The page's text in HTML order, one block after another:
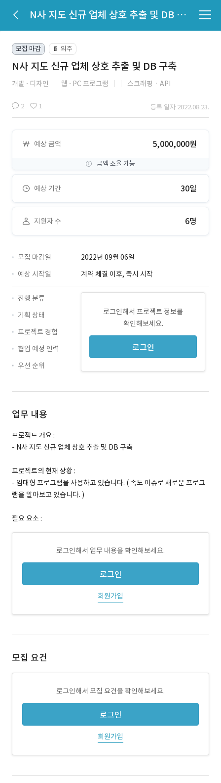
N사 지도 신규 업체 상호 추출 및 DB 구축
모집 마감 📔 외주
N사 지도 신규 업체 상호 추출 및 DB 구축
개발 디자인 웹 PC 프로그램 스크래핑ㆍAPI
2 1 등록 일자 2022.08.23.
예상 금액 5,000,000원
금액 조율 가능
예상 기간 30일
지원자 수 6명
모집 마감일
2022년 09월 06일
예상 시작일
계약 체결 이후, 즉시 시작
로그인해서 프로젝트 정보를
확인해보세요.
로그인
진행 분류
기획 상태
프로젝트 경험
협업 예정 인력
우선 순위
업무 내용
프로젝트 개요 :
- N사 지도 신규 업체 상호 추출 및 DB 구축
프로젝트의 현재 상황 :
- 임대형 프로그램을 사용하고 있습니다. ( 속도 이슈로 새로운 프로그
램을 알아보고 있습니다. )
필요 요소 :
로그인해서 업무 내용을 확인해보세요.
로그인
회원가입
모집 요건
로그인해서 모집 요건을 확인해보세요.
로그인
회원가입